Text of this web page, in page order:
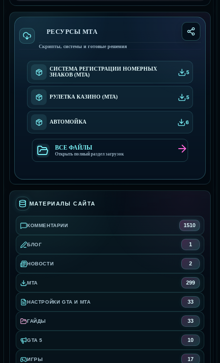
РЕСУРСЫ МТА
Скрипты, системы и готовые решения
СИСТЕМА РЕГИСТРАЦИИ НОМЕРНЫХ
ЗНАКОВ (MTA)
5
РУЛЕТКА КАЗИНО (MTA) 5
АВТОМОЙКА 6
ВСЕ ФАЙЛЫ
Открыть полный раздел загрузок
МАТЕРИАЛЫ САЙТА
КОММЕНТАРИИ 1510
БЛОГ 1
НОВОСТИ 2
MTA 299
НАСТРОЙКИ GTA И MTA 33
ГАЙДЫ 33
GTA 5 10
ИГРЫ 17